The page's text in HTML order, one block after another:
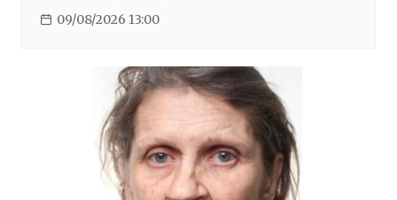
09/08/2026 13:00